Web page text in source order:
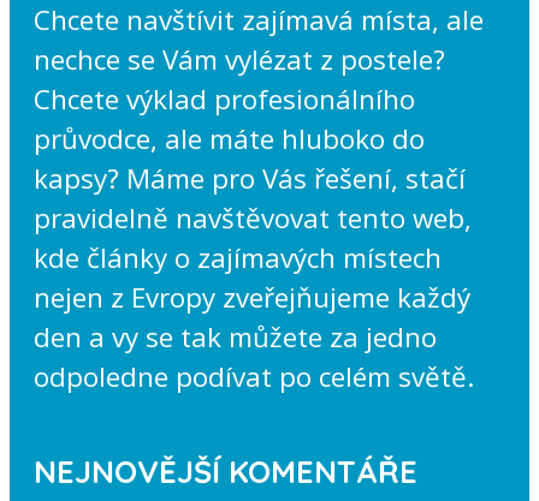
Chcete navštívit zajímavá místa, ale
nechce se Vám vylézat z postele?
Chcete výklad profesionálního
průvodce, ale máte hluboko do
kapsy? Máme pro Vás řešení, stačí
pravidelně navštěvovat tento web,
kde články o zajímavých místech
nejen z Evropy zveřejňujeme každý
den a vy se tak můžete za jedno
odpoledne podívat po celém světě.
NEJNOVĚJŠÍ KOMENTÁŘE